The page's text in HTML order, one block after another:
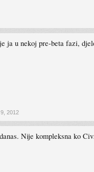
ja u nekoj pre-beta fazi,
2012
Nije kompleksna ko